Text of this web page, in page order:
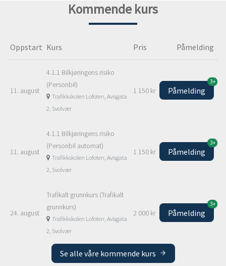
Kommende kurs
Oppstart Kurs Pris Påmelding
11. august
4.1.1 Bilkjøringens risiko
(Personbil)
Trafikkskolen Lofoten, Avisgata
2, Svolvær
1 150 kr Påmelding
3+
11. august
4.1.1 Bilkjøringens risiko
(Personbil automat)
Trafikkskolen Lofoten, Avisgata
2, Svolvær
1 150 kr Påmelding
3+
24. august
Trafikalt grunnkurs (Trafikalt
grunnkurs)
Trafikkskolen Lofoten, Avisgata
2, Svolvær
2 000 kr Påmelding
3+
Se alle våre kommende kurs